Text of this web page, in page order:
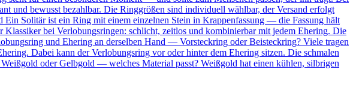
und bewusst bezahlbar. Die Ringgrößen sind individuell wählbar, der Versand erfolgt
Solitär ist ein Ring mit einem einzelnen Stein in Krappenfassung — die Fassung hält
bei Verlobungsringen: schlicht, zeitlos und kombinierbar mit jedem Ehering. Die
und Ehering an derselben Hand — Vorsteckring oder Beisteckring? Viele tragen
Dabei kann der Verlobungsring vor oder hinter dem Ehering sitzen. Die schmalen
oder Gelbgold — welches Material passt? Weißgold hat einen kühlen, silbrigen